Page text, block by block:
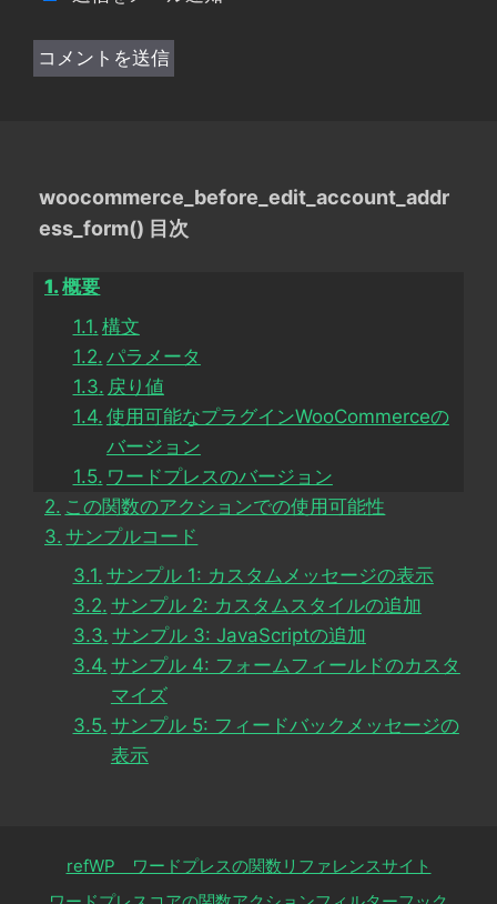
woocommerce_before_edit_account_addr
ess_form() 目次
概要
構文
パラメータ
戻り値
使用可能なプラグインWooCommerceの
バージョン
ワードプレスのバージョン
この関数のアクションでの使用可能性
サンプルコード
サンプル 1: カスタムメッセージの表示
サンプル 2: カスタムスタイルの追加
サンプル 3: JavaScriptの追加
サンプル 4: フォームフィールドのカスタ
マイズ
サンプル 5: フィードバックメッセージの
表示
refWP ワードプレスの関数リファレンスサイト